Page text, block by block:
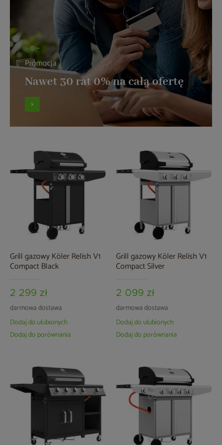
Promocja
Nawet 30 rat 0% na całą ofertę
Grill gazowy Köler Relish V1
Compact Black
2 299 zł
darmowa dostawa
Dodaj do ulubionych
Dodaj do porównania
Grill gazowy Köler Relish V1
Compact Silver
2 099 zł
darmowa dostawa
Dodaj do ulubionych
Dodaj do porównania